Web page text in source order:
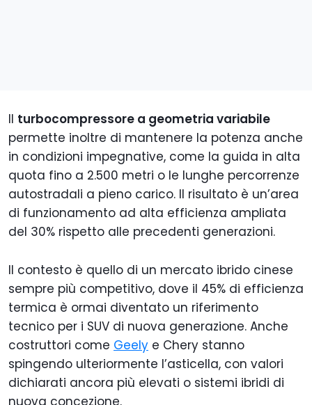
Il turbocompressore a geometria variabile
permette inoltre di mantenere la potenza anche
in condizioni impegnative, come la guida in alta
quota fino a 2.500 metri o le lunghe percorrenze
autostradali a pieno carico. Il risultato è un’area
di funzionamento ad alta efficienza ampliata
del 30% rispetto alle precedenti generazioni.
Il contesto è quello di un mercato ibrido cinese
sempre più competitivo, dove il 45% di efficienza
termica è ormai diventato un riferimento
tecnico per i SUV di nuova generazione. Anche
costruttori come Geely e Chery stanno
spingendo ulteriormente l’asticella, con valori
dichiarati ancora più elevati o sistemi ibridi di